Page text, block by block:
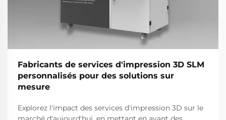
Fabricants de services d'impression 3D SLM
personnalisés pour des solutions sur
mesure
Explorez l'impact des services d'impression 3D sur le